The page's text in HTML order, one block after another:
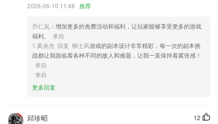
3,提供个人实名认证、企业实名认证、人脸识别认证等多种实名认证服务
4,文字词汇语法阅读听力翻译口语，各门类专项训练，模块考题；
5,番茄完成/休息结束铃声、振动提醒
6,【写游记】每次外出游玩，及时把自己的行程记录成精致的小相册，那
是人生的足迹。
koko电竞安卓版下载软件优势
2.·多种课程：分级别授课，学习更有针对性
2026-06-10 11:48 推荐
乔仁岚 ：增加更多的免费活动和福利，让玩家能够享受更多的游戏
福利。
来自
1.奚炎杰 回复 柳士风游戏的副本设计非常精彩，每一次的副本挑
战都让我面临着各种不同的敌人和难题，让我一直保持着紧张感！
来自
来自
更多回复
12
邱珍昭